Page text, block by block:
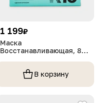
1 199₽
Маска
Восстанавливающая, 8
В корзину